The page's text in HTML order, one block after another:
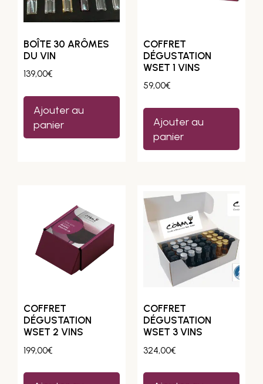
BOÎTE 30 ARÔMES
DU VIN
139,00€
Ajouter au
panier
COFFRET
DÉGUSTATION
WSET 1 VINS
59,00€
Ajouter au
panier
COFFRET
DÉGUSTATION
WSET 2 VINS
199,00€
COFFRET
DÉGUSTATION
WSET 3 VINS
324,00€